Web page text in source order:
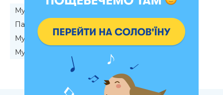
Мужчине на 14 октября
Папе на 14 октября
Любимому на 14 октября
Мужу на 14 октября
Старшему брату
Мужчине врачу